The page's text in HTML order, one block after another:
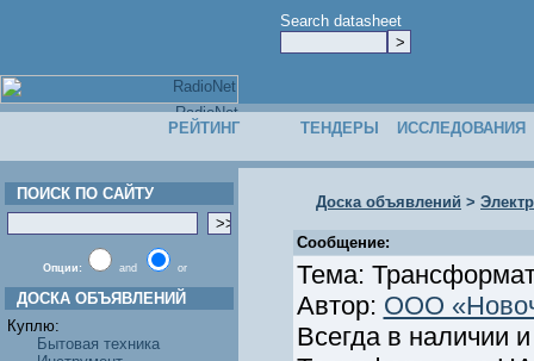
Search datasheet
РЕЙТИНГ ТЕНДЕРЫ ИССЛЕДОВАНИЯ
ПОИСК ПО САЙТУ
Опции: and or
ДОСКА ОБЪЯВЛЕНИЙ
Куплю:
Бытовая техника
Доска объявлений >
Сообщение:
Тема:
Автор: ООО
Всегда в наличии